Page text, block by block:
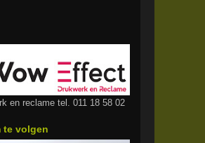
en reclame tel. 011 18 58 02
te volgen